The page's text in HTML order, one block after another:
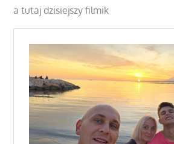
a tutaj dzisiejszy filmik